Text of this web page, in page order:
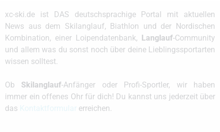
xc-ski.de ist DAS deutschsprachige Portal mit aktuellen
News aus dem Skilanglauf, Biathlon und der Nordischen
Kombination, einer Loipendatenbank,
Langlauf-Community
und allem was du sonst noch über deine Lieblingssportarten
wissen solltest.
Ob Skilanglauf-Anfänger oder Profi-Sportler, wir haben
immer ein offenes Ohr für dich! Du kannst uns jederzeit über
das
erreichen.